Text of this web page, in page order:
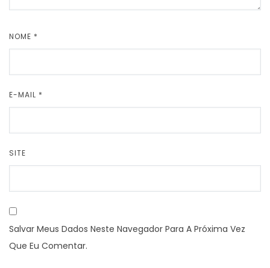
NOME *
E-MAIL *
SITE
Salvar Meus Dados Neste Navegador Para A Próxima Vez
Que Eu Comentar.